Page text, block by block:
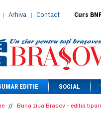
| Arhiva | Contact Curs
EDITIE SOCIAL
// Buna ziua Brasov - editia